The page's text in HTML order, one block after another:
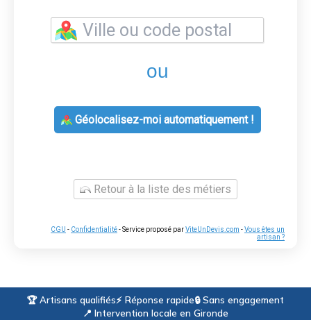
ou
Géolocalisez-moi automatiquement !
Retour à la liste des métiers
CGU - Confidentialité- Service proposé parViteUnDevis.com -Vous êtes un
artisan ?
🏆 Artisans qualifiés⚡ Réponse rapide🔒 Sans engagement
📍 Intervention locale en Gironde